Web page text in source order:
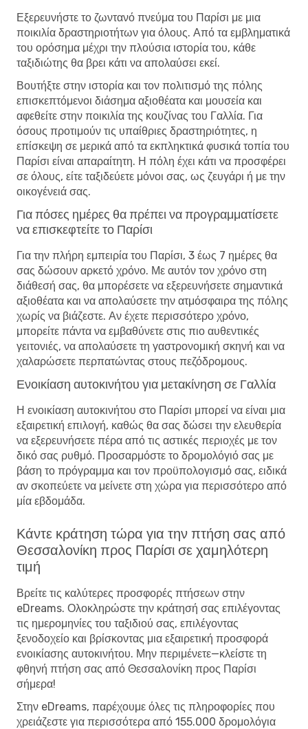
Εξερευνήστε το ζωντανό πνεύμα του Παρίσι με μια
ποικιλία δραστηριοτήτων για όλους. Από τα εμβληματικά
του ορόσημα μέχρι την πλούσια ιστορία του, κάθε
ταξιδιώτης θα βρει κάτι να απολαύσει εκεί.
Βουτήξτε στην ιστορία και τον πολιτισμό της πόλης
επισκεπτόμενοι διάσημα αξιοθέατα και μουσεία και
αφεθείτε στην ποικιλία της κουζίνας του Γαλλία. Για
όσους προτιμούν τις υπαίθριες δραστηριότητες, η
επίσκεψη σε μερικά από τα εκπληκτικά φυσικά τοπία του
Παρίσι είναι απαραίτητη. Η πόλη έχει κάτι να προσφέρει
σε όλους, είτε ταξιδεύετε μόνοι σας, ως ζευγάρι ή με την
οικογένειά σας.
Για πόσες ημέρες θα πρέπει να προγραμματίσετε
να επισκεφτείτε το Παρίσι
Για την πλήρη εμπειρία του Παρίσι, 3 έως 7 ημέρες θα
σας δώσουν αρκετό χρόνο. Με αυτόν τον χρόνο στη
διάθεσή σας, θα μπορέσετε να εξερευνήσετε σημαντικά
αξιοθέατα και να απολαύσετε την ατμόσφαιρα της πόλης
χωρίς να βιάζεστε. Αν έχετε περισσότερο χρόνο,
μπορείτε πάντα να εμβαθύνετε στις πιο αυθεντικές
γειτονιές, να απολαύσετε τη γαστρονομική σκηνή και να
χαλαρώσετε περπατώντας στους πεζόδρομους.
Ενοικίαση αυτοκινήτου για μετακίνηση σε Γαλλία
Η ενοικίαση αυτοκινήτου στο Παρίσι μπορεί να είναι μια
εξαιρετική επιλογή, καθώς θα σας δώσει την ελευθερία
να εξερευνήσετε πέρα ​​από τις αστικές περιοχές με τον
δικό σας ρυθμό. Προσαρμόστε το δρομολόγιό σας με
βάση το πρόγραμμα και τον προϋπολογισμό σας, ειδικά
αν σκοπεύετε να μείνετε στη χώρα για περισσότερο από
μία εβδομάδα.
Κάντε κράτηση τώρα για την πτήση σας από
Θεσσαλονίκη προς Παρίσι σε χαμηλότερη
τιμή
Βρείτε τις καλύτερες προσφορές πτήσεων στην
eDreams. Ολοκληρώστε την κράτησή σας επιλέγοντας
τις ημερομηνίες του ταξιδιού σας, επιλέγοντας
ξενοδοχείο και βρίσκοντας μια εξαιρετική προσφορά
ενοικίασης αυτοκινήτου. Μην περιμένετε—κλείστε τη
φθηνή πτήση σας από Θεσσαλονίκη προς Παρίσι
σήμερα!
Στην eDreams, παρέχουμε όλες τις πληροφορίες που
χρειάζεστε για περισσότερα από 155.000 δρομολόγια